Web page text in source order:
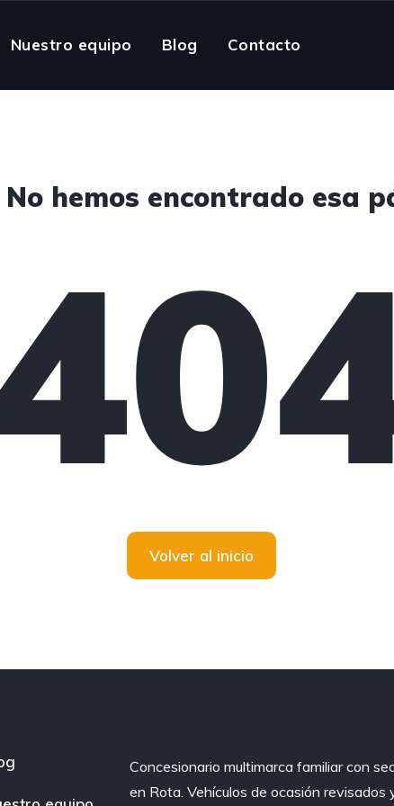
Nuestro equipo Blog Contacto
No hemos encontrado esa
Volver al inicio
Concesionario multimarca familiar con
en Rota. Vehículos de ocasión revisados